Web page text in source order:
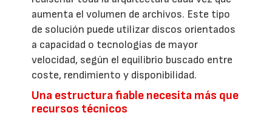
aumenta el volumen de archivos. Este tipo
de solución puede utilizar discos orientados
a capacidad o tecnologías de mayor
velocidad, según el equilibrio buscado entre
coste, rendimiento y disponibilidad.
Una estructura fiable necesita más que
recursos técnicos